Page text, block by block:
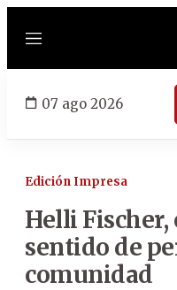
Menú
07 ago 2026
Edición Impresa
Helli
sentido de
comunidad